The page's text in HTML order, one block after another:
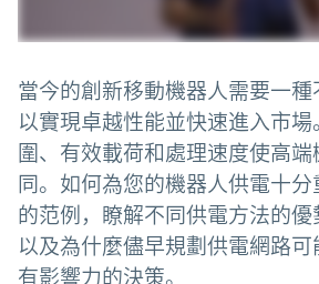
當今的創新移動機器人需要一
以實現卓越性能並快速進入市
圍、有效載荷和處理速度使高
同。如何為您的機器人供電十
的范例，瞭解不同供電方法的
以及為什麼儘早規劃供電網路
有影響力的決策。